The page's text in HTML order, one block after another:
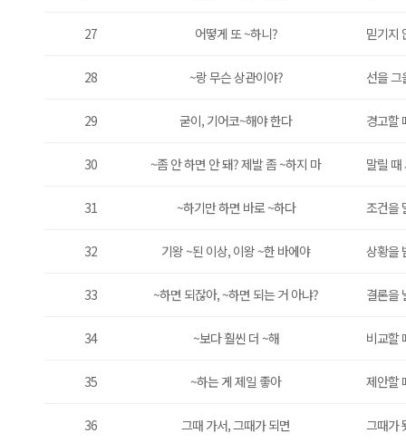
27 어떻게 또 ~하니? 믿기지
28 ~랑 무슨 상관이야? 선을 그
29 굳이, 기어코~해야 한다 경고할
30 ~좀 안 하면 안 돼? 제발 좀 ~하지 마 말릴 때
31 ~하기만 하면 바로 ~하다 조건을
32 기왕 ~된 이상, 이왕 ~한 바에야 상황을
33 ~하면 되잖아, ~하면 되는 거 아냐? 결론을
34 ~보다 훨씬 더 ~해 비교할
35 ~하는 게 제일 좋아 제안할
36 그때 가서, 그때가 되면 그때가